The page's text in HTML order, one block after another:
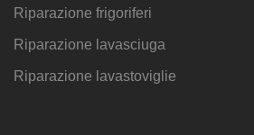
Riparazione frigoriferi
Riparazione lavasciuga
Riparazione lavastoviglie